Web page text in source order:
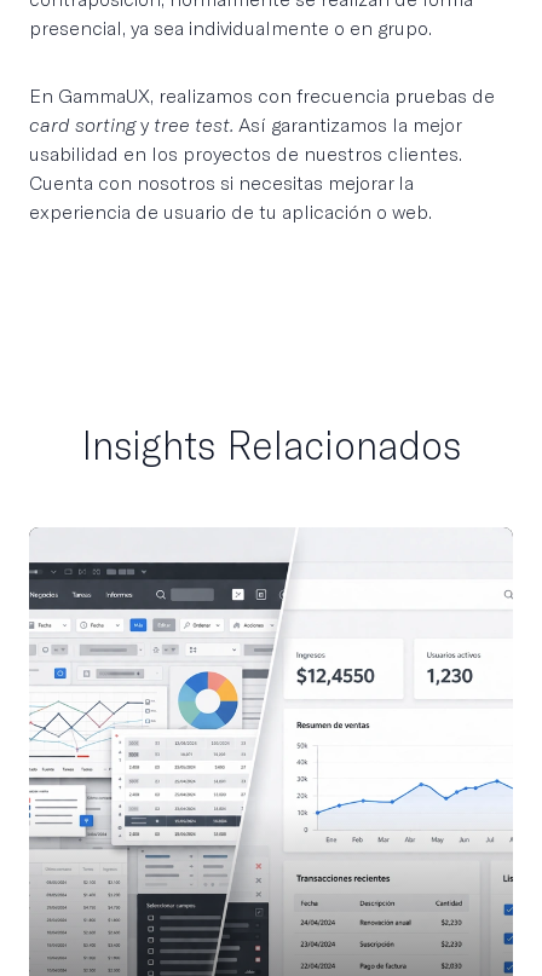
presencial, ya sea individualmente o en grupo.
En GammaUX, realizamos con frecuencia pruebas de
card sortingy tree test. Así garantizamos la mejor
usabilidad en los proyectos de nuestros clientes.
Cuenta con nosotros si necesitas mejorar la
experiencia de usuario de tu aplicación o web.
Insights Relacionados